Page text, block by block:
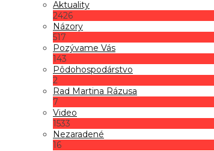
Aktuality
2426
Názory
517
Pozývame Vás
143
Pôdohospodárstvo
2
Rad Martina Rázusa
7
Video
1533
Nezaradené
16